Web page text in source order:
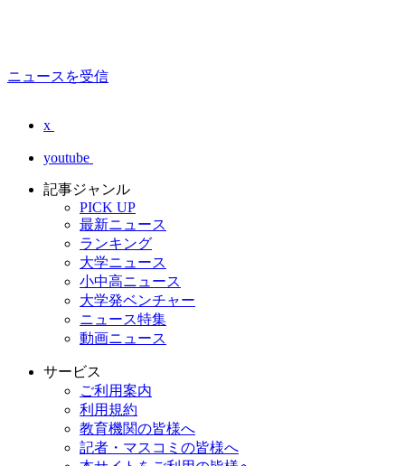
ニュースを受信
x
youtube
記事ジャンル
PICK UP
最新ニュース
ランキング
大学ニュース
小中高ニュース
大学発ベンチャー
ニュース特集
動画ニュース
サービス
ご利用案内
利用規約
教育機関の皆様へ
記者・マスコミの皆様へ